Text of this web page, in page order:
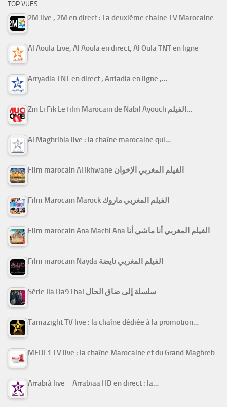
TOP VUES
2M live , 2M en direct : La deuxième chaine TV Marocaine
Al Aoula Live, Al Aoula en direct, Al Oula TNT en ligne
Arryadia TNT en direct , Arriadia en ligne ,…
Zin Li Fik Le film Marocain de Nabil Ayouch الفيلم…
Al Maghribia live : la chaîne marocaine qui…
Film marocain Al Ikhwane الفيلم المغربي الإخوان
Film Marocain Marock الفيلم المغربي ماروك
Film marocain Ana Machi Ana الفيلم المغربي أنا ماشي أنا
Film marocain Nayda الفيلم المغربي نايضة
Série Ila Da9 Lhal سلسلة إلى ضاق الحال
Tamazight TV live : la chaîne dédiée à la promotion…
MEDI 1 TV live : la chaîne Marocaine et du Grand Maghreb
Arrabiâ live – Arrabiaa HD en direct : la…